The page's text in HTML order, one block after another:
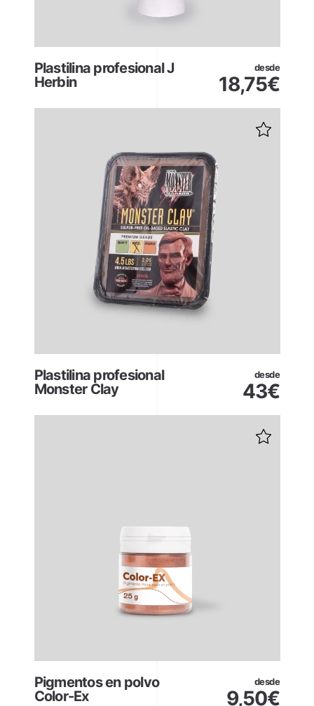
Plastilina profesional J
Herbin
desde
18,75€
Plastilina profesional
Monster Clay
desde
43€
Pigmentos en polvo
Color-Ex
desde
9,50€